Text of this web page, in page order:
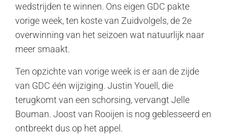
wedstrijden te winnen. Ons eigen GDC pakte
vorige week, ten koste van Zuidvolgels, de 2e
overwinning van het seizoen wat natuurlijk naar
meer smaakt.
Ten opzichte van vorige week is er aan de zijde
van GDC één wijziging. Justin Youell, die
terugkomt van een schorsing, vervangt Jelle
Bouman. Joost van Rooijen is nog geblesseerd en
ontbreekt dus op het appel.